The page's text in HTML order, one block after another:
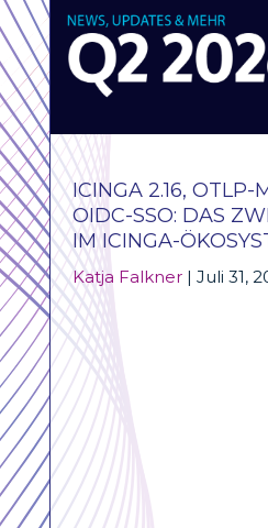
ICINGA 2.16, OTLP-
OIDC-SSO: DAS
IM ICINGA-
Katja Falkner | Juli 31,